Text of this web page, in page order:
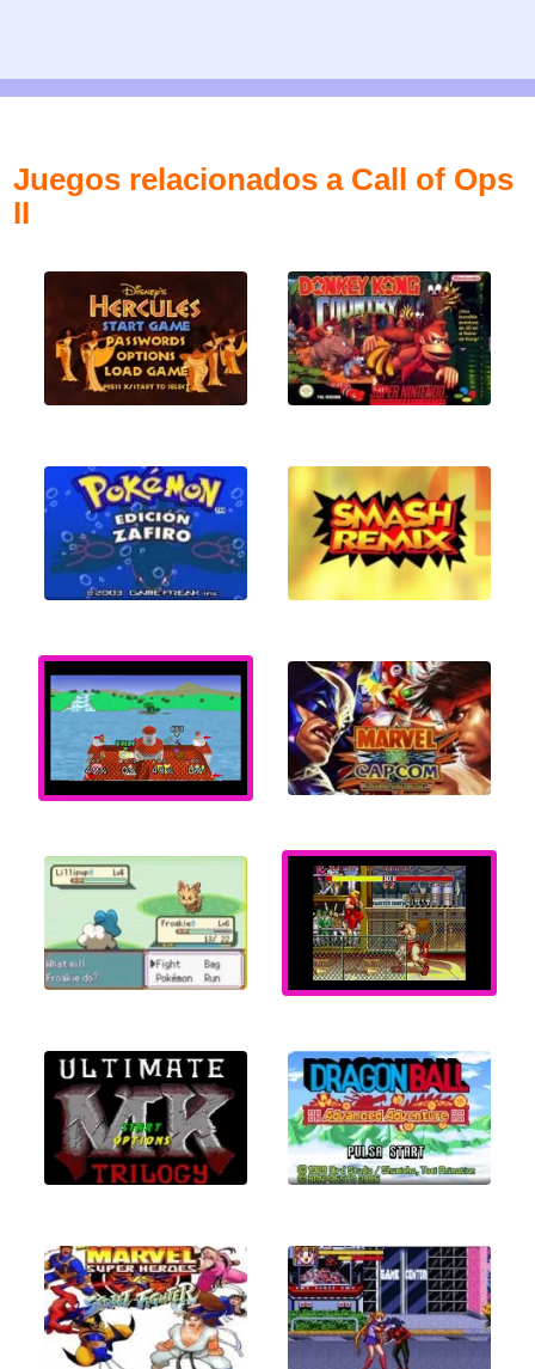
Juegos relacionados a Call of Ops
II